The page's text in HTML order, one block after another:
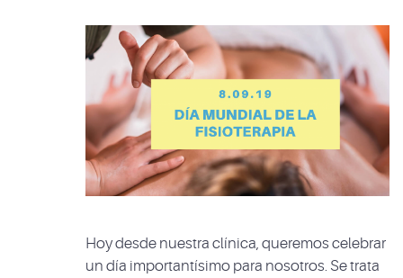
Hoy desde nuestra clínica, queremos celebrar
un día importantísimo para nosotros. Se trata